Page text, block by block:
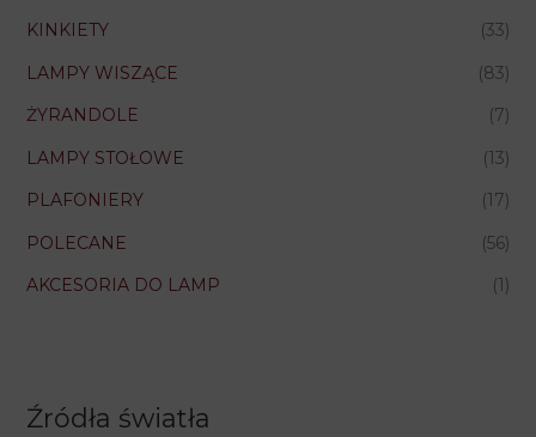
KINKIETY
(33)
LAMPY WISZĄCE
(83)
ŻYRANDOLE
(7)
LAMPY STOŁOWE
(13)
PLAFONIERY
(17)
POLECANE
(56)
AKCESORIA DO LAMP
(1)
Źródła światła